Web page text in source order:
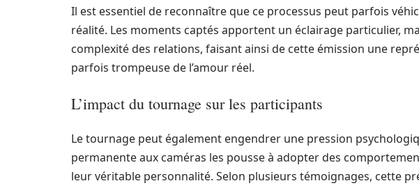
Il est essentiel de reconnaître que ce processus peut parfois
réalité. Les moments captés apportent un éclairage particulier,
complexité des relations, faisant ainsi de cette émission une
parfois trompeuse de l’amour réel.
L’impact du tournage sur les participants
Le tournage peut également engendrer une pression
permanente aux caméras les pousse à adopter des
leur véritable personnalité. Selon plusieurs témoignages, cette